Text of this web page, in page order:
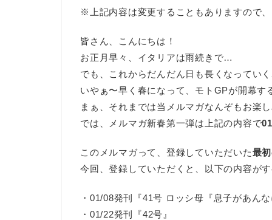
※上記内容は変更することもありますので
皆さん、こんにちは！
お正月早々、イタリアは雨続きで…
でも、これからだんだん日も長くなってい
いやぁ〜早く春になって、モトGPが開幕す
まぁ、それまでは当メルマガなんぞもお楽
では、メルマガ新春第一弾は上記の内容で
このメルマガって、登録していただいた最
今回、登録していただくと、以下の内容が
・01/08発刊『41号 ロッシ母『息子があん
・01/22発刊『42号』